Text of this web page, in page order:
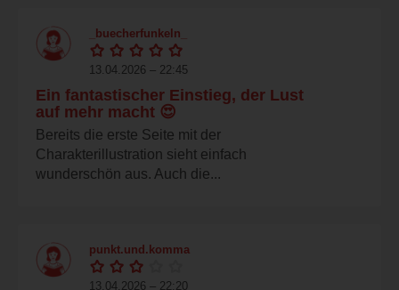
_buecherfunkeln_
13.04.2026 – 22:45
Ein fantastischer Einstieg, der Lust
auf mehr macht 😍
Bereits die erste Seite mit der
Charakterillustration sieht einfach
wunderschön aus. Auch die...
punkt.und.komma
13.04.2026 – 22:20